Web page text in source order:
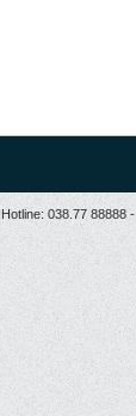
Hotline: 038.77 88888